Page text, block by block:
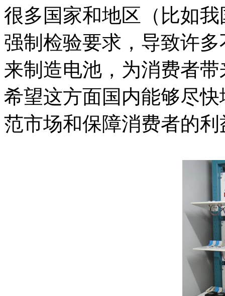
很多国家和地区（比如
强制检验要求，导致许
来制造电池，为消费者
希望这方面国内能够尽
范市场和保障消费者的